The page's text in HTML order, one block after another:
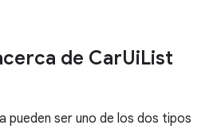
de CarUiList
pueden ser uno de los dos tipos